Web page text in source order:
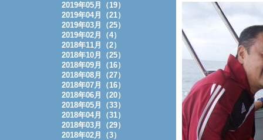
2019年05月（19）
2019年04月（21）
2019年03月（25）
2019年02月（4）
2018年11月（2）
2018年10月（25）
2018年09月（16）
2018年08月（27）
2018年07月（16）
2018年06月（20）
2018年05月（33）
2018年04月（31）
2018年03月（29）
2018年02月（3）